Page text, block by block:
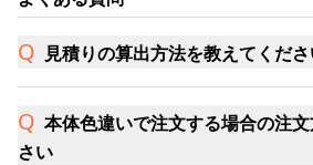
見積りの算出方法を教えてくだ
本体色違いで注文する場合の注
さい